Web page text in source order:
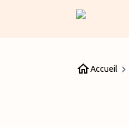
Accueil